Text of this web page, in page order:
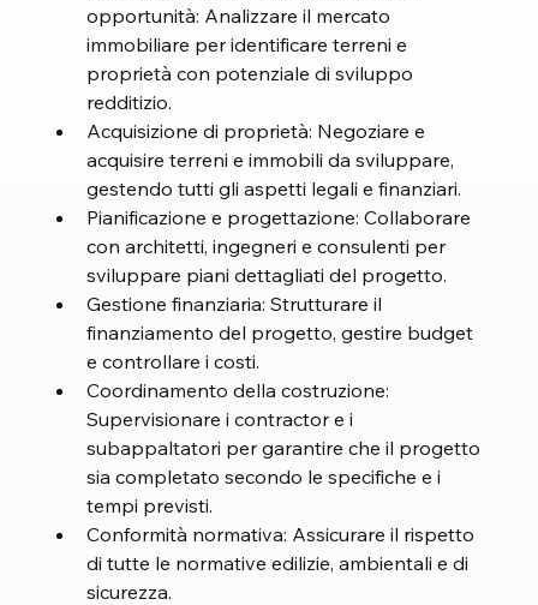
opportunità: Analizzare il mercato
immobiliare per identificare terreni e
proprietà con potenziale di sviluppo
redditizio.
Acquisizione di proprietà: Negoziare e
acquisire terreni e immobili da sviluppare,
gestendo tutti gli aspetti legali e finanziari.
Pianificazione e progettazione: Collaborare
con architetti, ingegneri e consulenti per
sviluppare piani dettagliati del progetto.
Gestione finanziaria: Strutturare il
finanziamento del progetto, gestire budget
e controllare i costi.
Coordinamento della costruzione:
Supervisionare i contractor e i
subappaltatori per garantire che il progetto
sia completato secondo le specifiche e i
tempi previsti.
Conformità normativa: Assicurare il rispetto
di tutte le normative edilizie, ambientali e di
sicurezza.